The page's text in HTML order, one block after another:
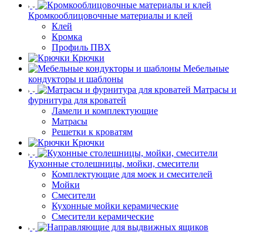
Кромкооблицовочные материалы и клей
Клей
Кромка
Профиль ПВХ
Крючки
Мебельные
кондукторы и шаблоны
Матрасы и
фурнитура для кроватей
Ламели и комплектующие
Матрасы
Решетки к кроватям
Крючки
Кухонные столешницы, мойки, смесители
Комплектующие для моек и смесителей
Мойки
Смесители
Кухонные мойки керамические
Смесители керамические